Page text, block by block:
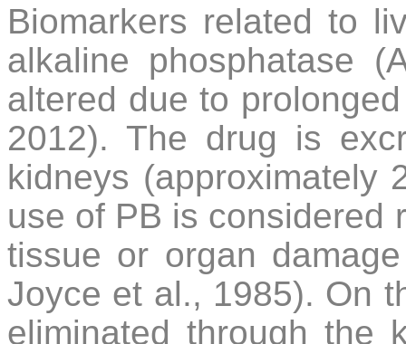
Biomarkers related to
alkaline phosphatase
altered due to
2012). The drug is
kidneys (approximately
use of PB is considered
tissue or organ
Joyce et al., 1985). On
eliminated through the